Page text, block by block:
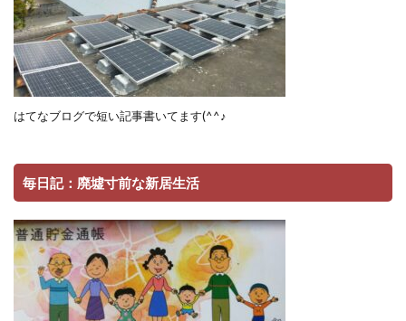
はてなブログで短い記事書いてます(^^♪
毎日記：廃墟寸前な新居生活